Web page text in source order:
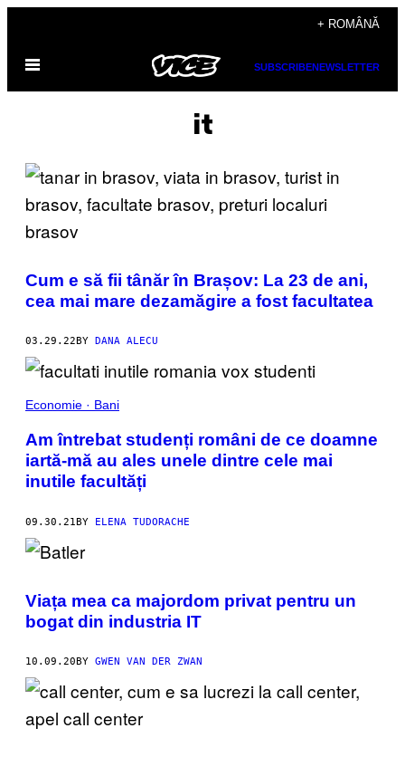
content
+ ROMÂNĂ
Open
SUBSCRIBENEWSLETTER
it
Cum e să fii tânăr în Brașov: La 23 de ani,
cea mai mare dezamăgire a fost facultatea
03.29.22 BY DANA ALECU
Economie · Bani
Am întrebat studenți români de ce doamne
iartă-mă au ales unele dintre cele mai
inutile facultăți
09.30.21BY ELENA TUDORACHE
Viața mea ca majordom privat pentru un
bogat din industria IT
10.09.20 BY GWEN VAN DER ZWAN